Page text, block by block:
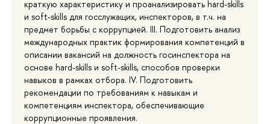
краткую характеристику и проанализировать hard-skills
и soft-skills для госслужащих, инспекторов, в т.ч. на
предмет борьбы с коррупцией. III. Подготовить анализ
международных практик формирования компетенций в
описании вакансий на должность госинспектора на
основе hard-skills и soft-skills, способов проверки
навыков в рамках отбора. IV. Подготовить
рекомендации по требованиям к навыкам и
компетенциям инспектора, обеспечивающие
коррупционные проявления.